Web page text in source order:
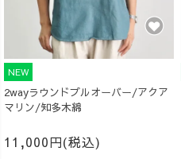
NEW
2wayラウンドプルオーバー/アクア
マリン/知多木綿
11,000円(税込)